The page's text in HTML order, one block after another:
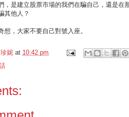
，是建立股票市場的我們在騙自己，還是在
其他人？
想，大家不要自己對號入座。
妮 at 10:42 pm